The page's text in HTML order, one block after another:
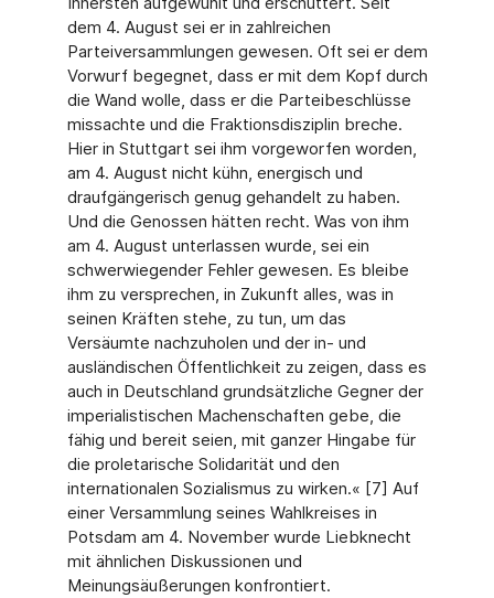
dem 4. August sei er in zahlreichen
Parteiversammlungen gewesen. Oft sei er dem
Vorwurf begegnet, dass er mit dem Kopf durch
die Wand wolle, dass er die Parteibeschlüsse
missachte und die Fraktionsdisziplin breche.
Hier in Stuttgart sei ihm vorgeworfen worden,
am 4. August nicht kühn, energisch und
draufgängerisch genug gehandelt zu haben.
Und die Genossen hätten recht. Was von ihm
am 4. August unterlassen wurde, sei ein
schwerwiegender Fehler gewesen. Es bleibe
ihm zu versprechen, in Zukunft alles, was in
seinen Kräften stehe, zu tun, um das
Versäumte nachzuholen und der in- und
ausländischen Öffentlichkeit zu zeigen, dass es
auch in Deutschland grundsätzliche Gegner der
imperialistischen Machenschaften gebe, die
fähig und bereit seien, mit ganzer Hingabe für
die proletarische Solidarität und den
internationalen Sozialismus zu wirken.« [7] Auf
einer Versammlung seines Wahlkreises in
Potsdam am 4. November wurde Liebknecht
mit ähnlichen Diskussionen und
Meinungsäußerungen konfrontiert.